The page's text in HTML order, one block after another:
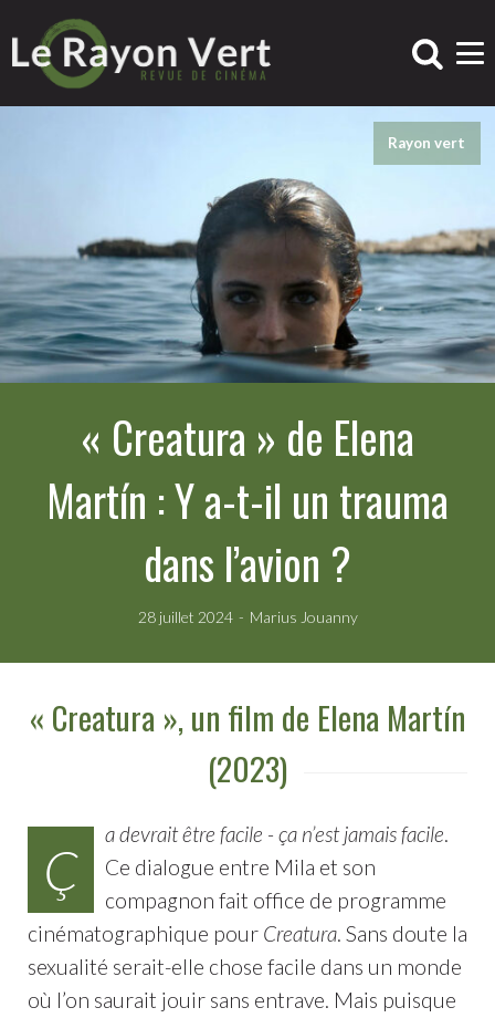
Rayon vert
« Creatura » de Elena
Martín : Y a-t-il un trauma
dans l’avion ?
28 juillet 2024 Marius Jouanny
« Creatura », un film de Elena Martín
(2023)
Ç
a devrait être facile - ça n’est jamais facile.
Ce dialogue entre Mila et son
compagnon fait office de programme
cinématographique pour Creatura. Sans doute la
sexualité serait-elle chose facile dans un monde
où l’on saurait jouir sans entrave. Mais puisque